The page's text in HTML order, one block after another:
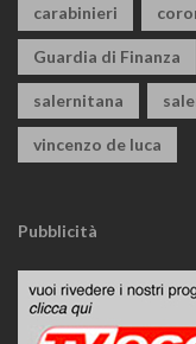
carabinieri
Guardia di Finanza
salernitana
vincenzo de luca
Pubblicità